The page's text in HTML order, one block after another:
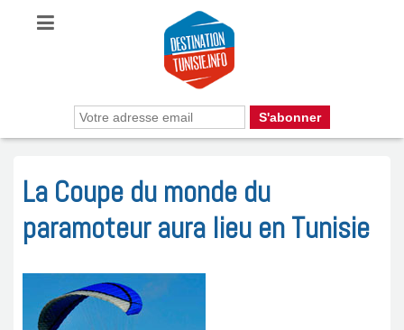
La Coupe du monde du
paramoteur aura lieu en Tunisie